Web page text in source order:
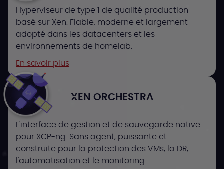
Hyperviseur de type 1 de qualité production
basé sur Xen. Fiable, moderne et largement
adopté dans les datacenters et les
environnements de homelab.
En savoir plus
XEN ORCHESTRA
L'interface de gestion et de sauvegarde native
pour XCP-ng. Sans agent, puissante et
construite pour la protection des VMs, la DR,
l'automatisation et le monitoring.